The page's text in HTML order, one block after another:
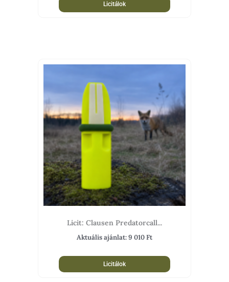
Licitálok
Licit: Clausen Predatorcall...
Aktuális ajánlat:9 010Ft
Licitálok